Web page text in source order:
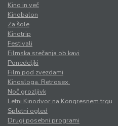
Kino in več
Kinobalon
Za šole
Kinotrip
Festivali
Filmska srečanja ob kavi
Ponedeljki
Film pod zvezdami
Kinosloga. Retrosex.
Noč grozljivk
Letni Kinodvor na Kongresnem trgu
Spletni ogled
Drugi posebni programi